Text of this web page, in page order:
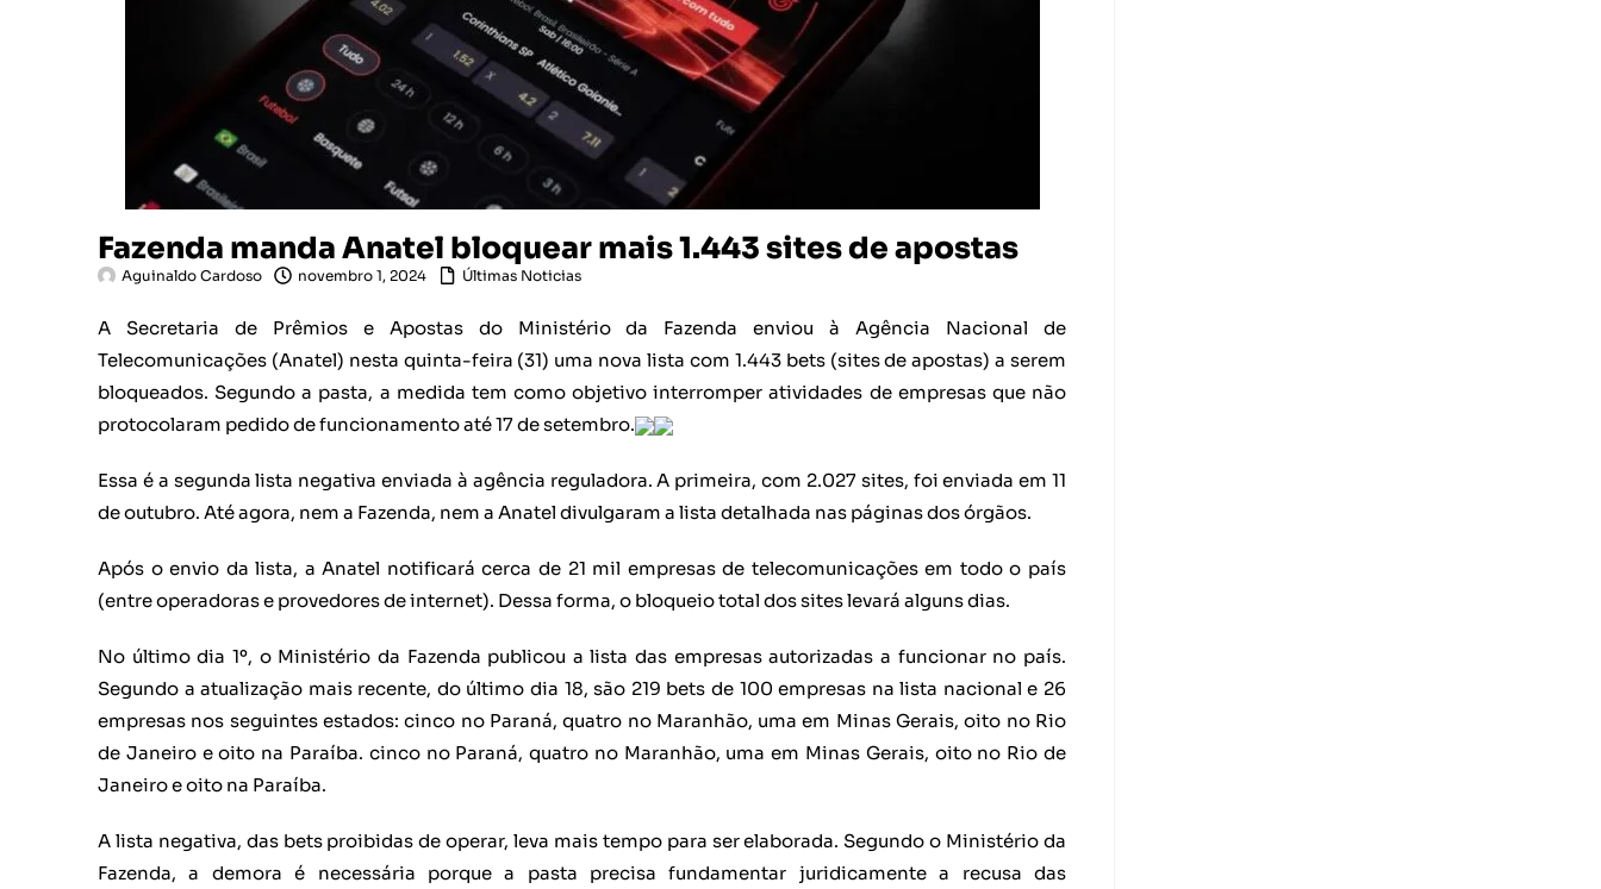
Fazenda manda Anatel bloquear mais 1.443 sites de apostas
Aguinaldo Cardoso novembro 1, 2024 Últimas Noticias
A Secretaria de Prêmios e Apostas do Ministério da Fazenda enviou à Agência Nacional de
Telecomunicações (Anatel) nesta quinta-feira (31) uma nova lista com 1.443 bets (sites de apostas) a serem
bloqueados. Segundo a pasta, a medida tem como objetivo interromper atividades de empresas que não
protocolaram pedido de funcionamento até 17 de setembro.
Essa é a segunda lista negativa enviada à agência reguladora. A primeira, com 2.027 sites, foi enviada em 11
de outubro. Até agora, nem a Fazenda, nem a Anatel divulgaram a lista detalhada nas páginas dos órgãos.
Após o envio da lista, a Anatel notificará cerca de 21 mil empresas de telecomunicações em todo o país
(entre operadoras e provedores de internet). Dessa forma, o bloqueio total dos sites levará alguns dias.
No último dia 1º, o Ministério da Fazenda publicou a lista das empresas autorizadas a funcionar no país.
Segundo a atualização mais recente, do último dia 18, são 219 bets de 100 empresas na lista nacional e 26
empresas nos seguintes estados: cinco no Paraná, quatro no Maranhão, uma em Minas Gerais, oito no Rio
de Janeiro e oito na Paraíba. cinco no Paraná, quatro no Maranhão, uma em Minas Gerais, oito no Rio de
Janeiro e oito na Paraíba.
A lista negativa, das bets proibidas de operar, leva mais tempo para ser elaborada. Segundo o Ministério da
Fazenda, a demora é necessária porque a pasta precisa fundamentar juridicamente a recusa das